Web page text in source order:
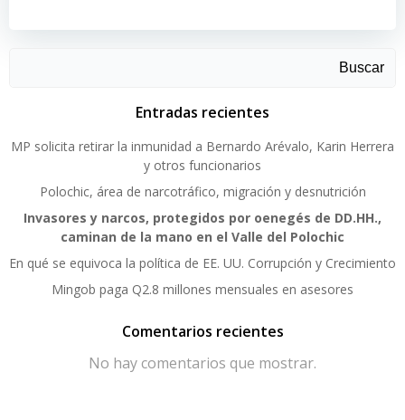
Buscar
Entradas recientes
MP solicita retirar la inmunidad a Bernardo Arévalo, Karin Herrera
y otros funcionarios
Polochic, área de narcotráfico, migración y desnutrición
Invasores y narcos, protegidos por oenegés de DD.HH.,
caminan de la mano en el Valle del Polochic
En qué se equivoca la política de EE. UU. Corrupción y Crecimiento
Mingob paga Q2.8 millones mensuales en asesores
Comentarios recientes
No hay comentarios que mostrar.